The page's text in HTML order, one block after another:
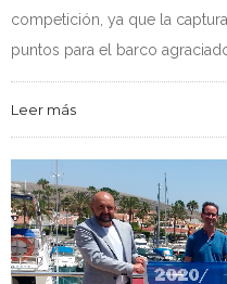
competición, ya que la
puntos para el barco
Leer más